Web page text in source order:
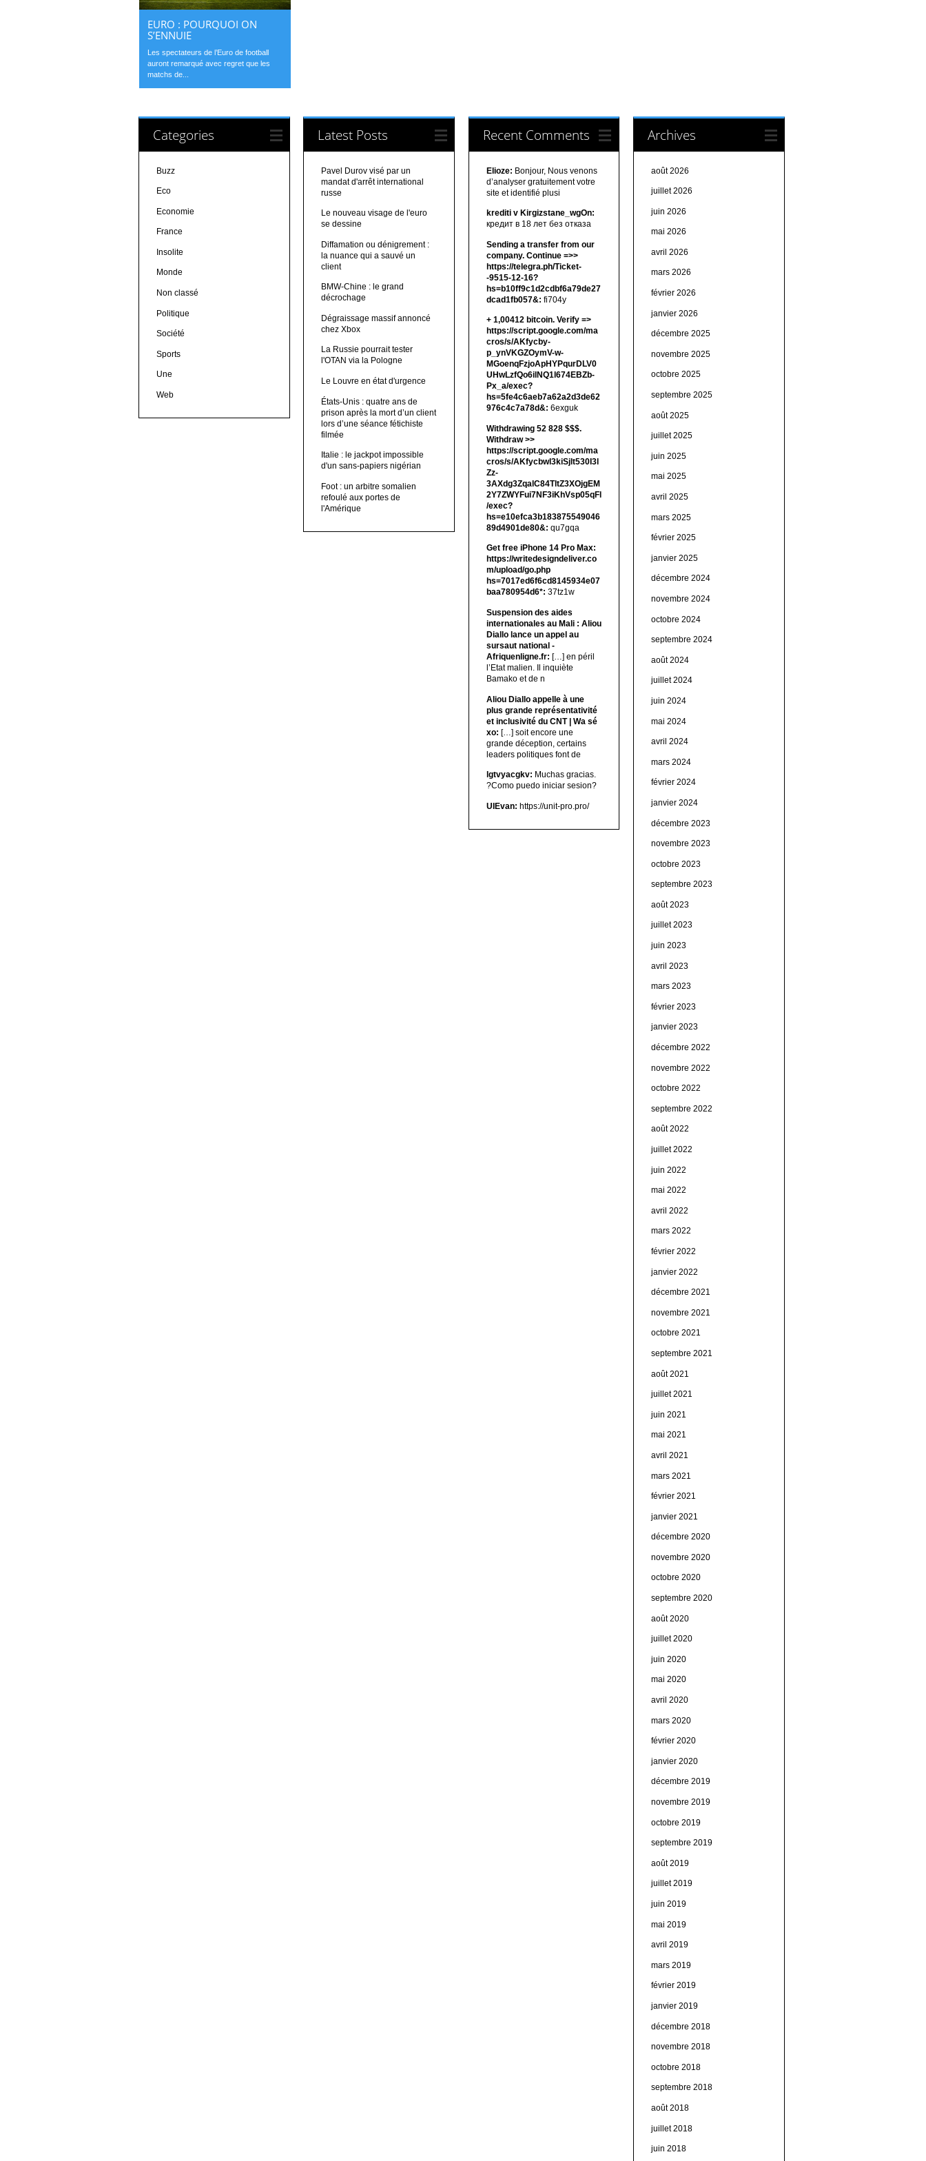
EURO : POURQUOI ON
S’ENNUIE
Les spectateurs de l’Euro de football
auront remarqué avec regret que les
matchs de...
Categories
Buzz
Eco
Economie
France
Insolite
Monde
Non classé
Politique
Société
Sports
Une
Web
Latest Posts
Pavel Durov visé par un
mandat d'arrêt international
russe
Le nouveau visage de l'euro
se dessine
Diffamation ou dénigrement :
la nuance qui a sauvé un
client
BMW-Chine : le grand
décrochage
Dégraissage massif annoncé
chez Xbox
La Russie pourrait tester
l'OTAN via la Pologne
Le Louvre en état d'urgence
États-Unis : quatre ans de
prison après la mort d’un client
lors d’une séance fétichiste
filmée
Italie : le jackpot impossible
d'un sans-papiers nigérian
Foot : un arbitre somalien
refoulé aux portes de
l'Amérique
Recent Comments
Elioze: Bonjour, Nous venons
d’analyser gratuitement votre
site et identifié plusi
krediti v Kirgizstane_wgOn:
кредит в 18 лет без отказа
Sending a transfer from our
company. Continue =>>
https://telegra.ph/Ticket-
-9515-12-16?
hs=b10ff9c1d2cdbf6a79de27
dcad1fb057&: fi704y
+ 1,00412 bitсоin. Verify =>
https://script.google.com/ma
cros/s/AKfycby-
p_ynVKGZOymV-w-
MGoenqFzjoApHYPqurDLV0
UHwLzfQo6ilNQ1l674EBZb-
Px_a/exec?
hs=5fe4c6aeb7a62a2d3de62
976c4c7a78d&: 6exguk
Withdrawing 52 828 $$$.
Withdrаw >>
https://script.google.com/ma
cros/s/AKfycbwl3kiSjlt530I3l
Zz-
3AXdg3ZqalC84TltZ3XOjgEM
2Y7ZWYFui7NF3iKhVsp05qFl
/exec?
hs=e10efca3b183875549046
89d4901de80&: qu7gqa
Get free iPhone 14 Pro Max:
https://writedesigndeliver.co
m/upload/go.php
hs=7017ed6f6cd8145934e07
baa780954d6*: 37tz1w
Suspension des aides
internationales au Mali : Aliou
Diallo lance un appel au
sursaut national -
Afriquenligne.fr: […] en péril
l’Etat malien. Il inquiète
Bamako et de n
Aliou Diallo appelle à une
plus grande représentativité
et inclusivité du CNT | Wa sé
xo: […] soit encore une
grande déception, certains
leaders politiques font de
lgtvyacgkv: Muchas gracias.
?Como puedo iniciar sesion?
UIEvan: https://unit-pro.pro/
Archives
août 2026
juillet 2026
juin 2026
mai 2026
avril 2026
mars 2026
février 2026
janvier 2026
décembre 2025
novembre 2025
octobre 2025
septembre 2025
août 2025
juillet 2025
juin 2025
mai 2025
avril 2025
mars 2025
février 2025
janvier 2025
décembre 2024
novembre 2024
octobre 2024
septembre 2024
août 2024
juillet 2024
juin 2024
mai 2024
avril 2024
mars 2024
février 2024
janvier 2024
décembre 2023
novembre 2023
octobre 2023
septembre 2023
août 2023
juillet 2023
juin 2023
avril 2023
mars 2023
février 2023
janvier 2023
décembre 2022
novembre 2022
octobre 2022
septembre 2022
août 2022
juillet 2022
juin 2022
mai 2022
avril 2022
mars 2022
février 2022
janvier 2022
décembre 2021
novembre 2021
octobre 2021
septembre 2021
août 2021
juillet 2021
juin 2021
mai 2021
avril 2021
mars 2021
février 2021
janvier 2021
décembre 2020
novembre 2020
octobre 2020
septembre 2020
août 2020
juillet 2020
juin 2020
mai 2020
avril 2020
mars 2020
février 2020
janvier 2020
décembre 2019
novembre 2019
octobre 2019
septembre 2019
août 2019
juillet 2019
juin 2019
mai 2019
avril 2019
mars 2019
février 2019
janvier 2019
décembre 2018
novembre 2018
octobre 2018
septembre 2018
août 2018
juillet 2018
juin 2018